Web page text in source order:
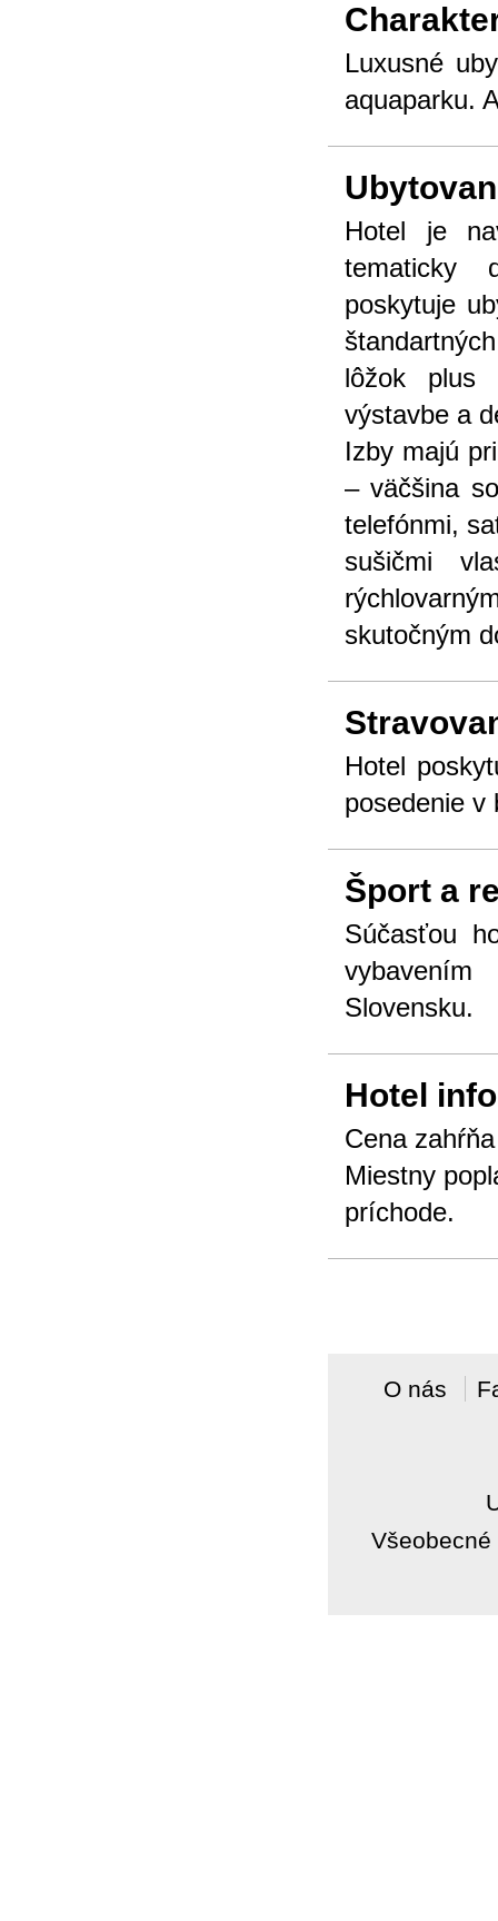
Luxusné
aquaparku.
Hotel je
tematicky
poskytuje
lôžok plus
výstavbe a
Izby majú
– väčšina
telefónmi,
sušičmi
skutočným
Hotel
posedenie v
Šport a
Súčasťou
Slovensku.
Hotel
Cena
Miestny
príchode.
O nás